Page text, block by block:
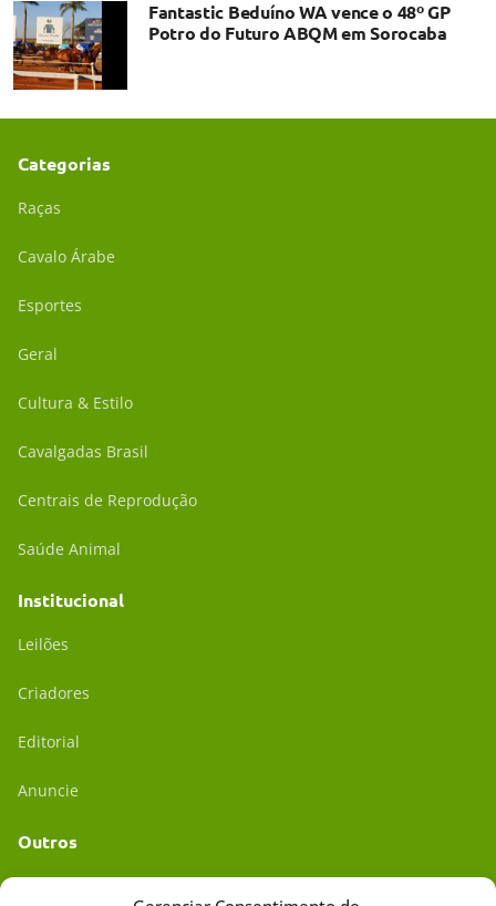
Fantastic Beduíno WA vence o 48º GP
Potro do Futuro ABQM em Sorocaba
Categorias
Raças
Cavalo Árabe
Esportes
Geral
Cultura & Estilo
Cavalgadas Brasil
Centrais de Reprodução
Saúde Animal
Institucional
Leilões
Criadores
Editorial
Anuncie
Outros